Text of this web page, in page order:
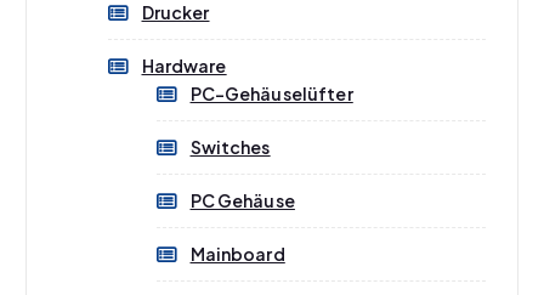
Drucker
Hardware
PC-Gehäuselüfter
Switches
PC Gehäuse
Mainboard